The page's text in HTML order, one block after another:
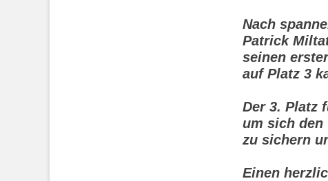
Nach
Patrick
seinen
auf Platz 3
Der 3. Platz
um sich den
zu sichern
Einen